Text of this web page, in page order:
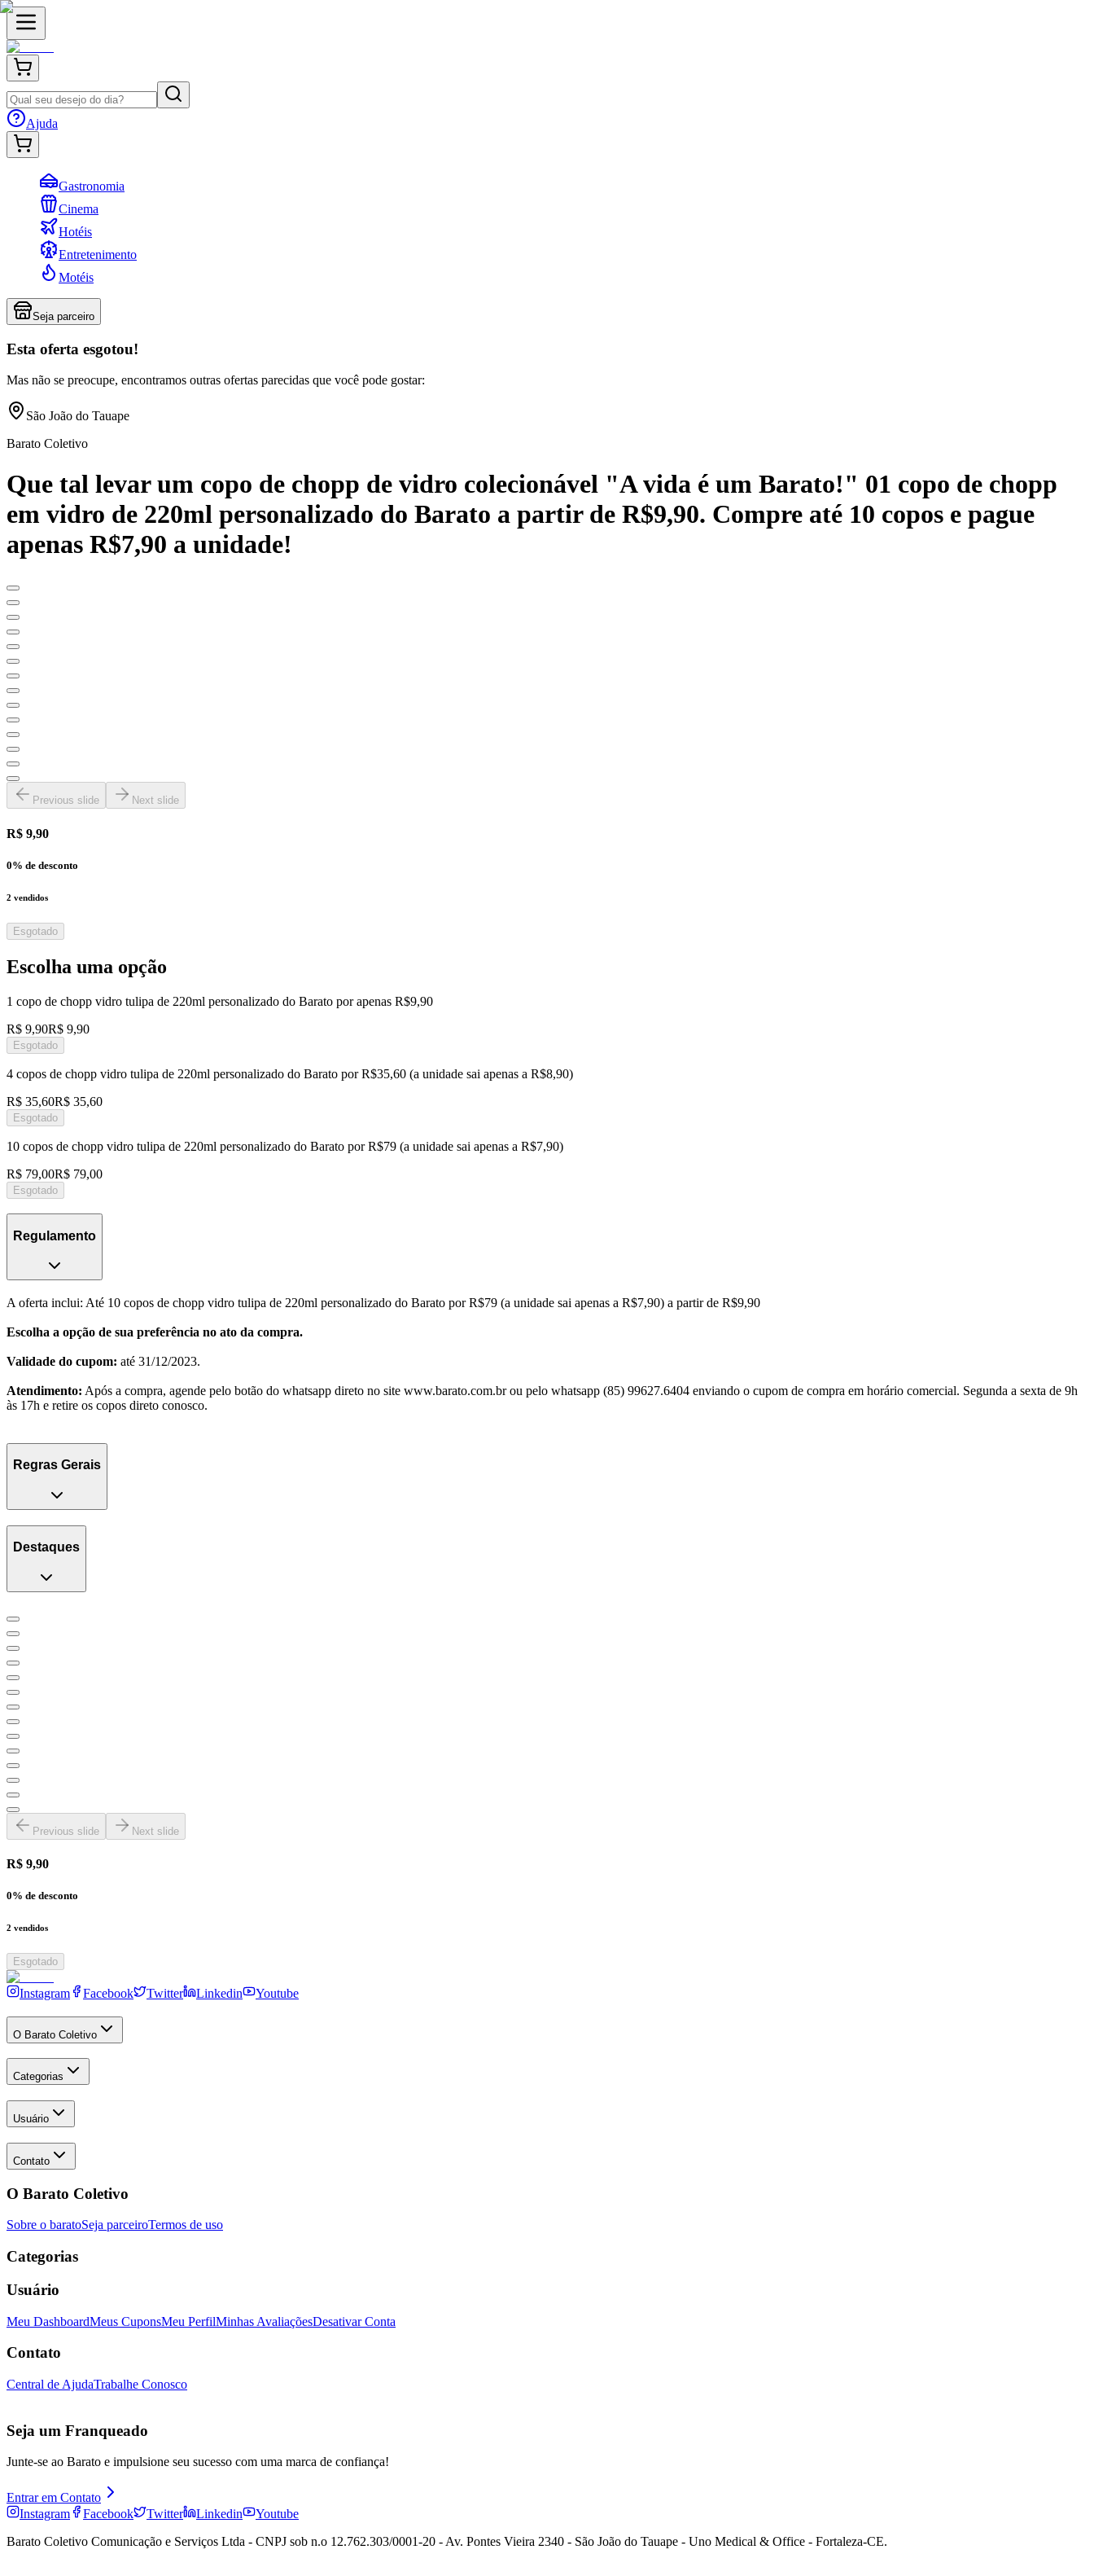
Ajuda
Gastronomia
Cinema
Hotéis
Entretenimento
Motéis
Seja parceiro
Esta oferta esgotou!
Mas não se preocupe, encontramos outras ofertas parecidas que você pode gostar:
São João do Tauape
Barato Coletivo
Que tal levar um copo de chopp de vidro colecionável "A vida é um Barato!" 01 copo de chopp
em vidro de 220ml personalizado do Barato a partir de R$9,90. Compre até 10 copos e pague
apenas R$7,90 a unidade!
Previous slide Next slide
R$ 9,90
0% de desconto
2 vendidos
Esgotado
Escolha uma opção
1 copo de chopp vidro tulipa de 220ml personalizado do Barato por apenas R$9,90
R$ 9,90R$ 9,90
Esgotado
4 copos de chopp vidro tulipa de 220ml personalizado do Barato por R$35,60 (a unidade sai apenas a R$8,90)
R$ 35,60R$ 35,60
Esgotado
10 copos de chopp vidro tulipa de 220ml personalizado do Barato por R$79 (a unidade sai apenas a R$7,90)
R$ 79,00R$ 79,00
Esgotado
Regulamento
A oferta inclui: Até 10 copos de chopp vidro tulipa de 220ml personalizado do Barato por R$79 (a unidade sai apenas a R$7,90) a partir de R$9,90
Escolha a opção de sua preferência no ato da compra.
Validade do cupom: até 31/12/2023.
Atendimento: Após a compra, agende pelo botão do whatsapp direto no site www.barato.com.br ou pelo whatsapp (85) 99627.6404 enviando o cupom de compra em horário comercial. Segunda a sexta de 9h
às 17h e retire os copos direto conosco.
Regras Gerais
Destaques
Previous slide Next slide
R$ 9,90
0% de desconto
2 vendidos
Esgotado
Instagram Facebook Twitter Linkedin Youtube
O Barato Coletivo
Categorias
Usuário
Contato
O Barato Coletivo
Sobre o baratoSeja parceiroTermos de uso
Categorias
Usuário
Meu DashboardMeus CuponsMeu PerfilMinhas AvaliaçõesDesativar Conta
Contato
Central de AjudaTrabalhe Conosco
Seja um Franqueado
Junte-se ao Barato e impulsione seu sucesso com uma marca de confiança!
Entrar em Contato
Instagram
Facebook Twitter Linkedin
Youtube
Barato Coletivo Comunicação e Serviços Ltda - CNPJ sob n.o 12.762.303/0001-20 - Av. Pontes Vieira 2340 - São João do Tauape - Uno Medical & Office - Fortaleza-CE.